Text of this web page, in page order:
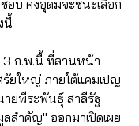
บ คงอุดมจะชนะเลือก
นี้
3 ก.พ.นี้ ที่ลานหน้า
รัยใหญ่ ภายใต้แคมเปญ
ายพีระพันธุ์ สาลีรัฐ
สำคัญ" ออกมาเปิดเผย